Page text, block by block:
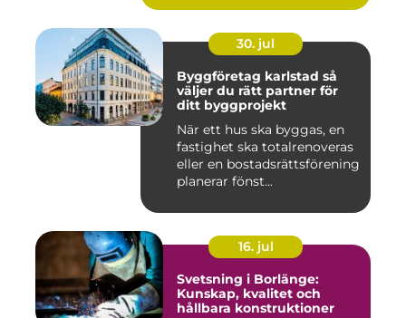
30. jul
Byggföretag karlstad så
väljer du rätt partner för
ditt byggprojekt
När ett hus ska byggas, en
fastighet ska totalrenoveras
eller en bostadsrättsförening
planerar fönst...
16. jul
Svetsning i Borlänge:
Kunskap, kvalitet och
hållbara konstruktioner